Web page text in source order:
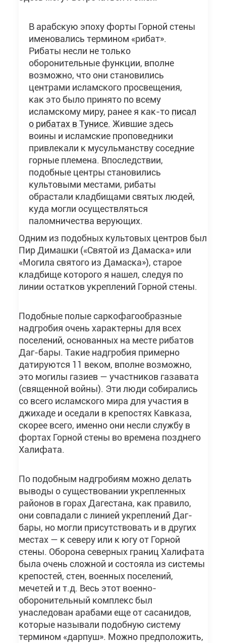
В арабскую эпоху форты Горной стены
именовались термином «рибат».
Рибаты несли не только
оборонительные функции, вполне
возможно, что они становились
центрами исламского просвещения,
как это было принято по всему
исламскому миру, ранее я как-то писал
о рибатах в Тунисе. Жившие здесь
воины и исламские проповедники
привлекали к мусульманству соседние
горные племена. Впоследствии,
подобные центры становились
культовыми местами, рибаты
обрастали кладбищами святых людей,
куда могли осуществляться
паломничества верующих.
Одним из подобных культовых центров был
Пир Димашки («Святой из Дамаска» или
«Могила святого из Дамаска»), старое
кладбище которого я нашел, следуя по
линии остатков укреплений Горной стены.
Подобные полые саркофагообразные
надгробия очень характерны для всех
поселений, основанных на месте рибатов
Даг-бары. Такие надгробия примерно
датируются 11 веком, вполне возможно,
это могилы газиев — участников газавата
(священной войны). Эти люди собирались
со всего исламского мира для участия в
джихаде и оседали в крепостях Кавказа,
скорее всего, именно они несли службу в
фортах Горной стены во времена позднего
Халифата.
По подобным надгробиям можно делать
выводы о существовании укрепленных
районов в горах Дагестана, как правило,
они совпадали с линией укреплений Даг-
бары, но могли присутствовать и в других
местах — к северу или к югу от Горной
стены. Оборона северных границ Халифата
была очень сложной и состояла из системы
крепостей, стен, военных поселений,
мечетей и т.д. Весь этот военно-
оборонительный комплекс был
унаследован арабами еще от сасанидов,
которые называли подобную систему
термином «дарпуш». Можно предположить,